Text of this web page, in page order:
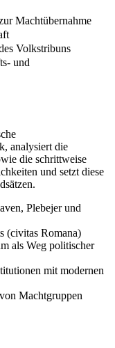
Machtübernahme
Volkstribuns
und
analysiert die
die schrittweise
und setzt diese
Plebejer und
(civitas Romana)
als Weg politischer
mit modernen
Machtgruppen